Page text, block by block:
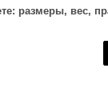
размеры, вес,